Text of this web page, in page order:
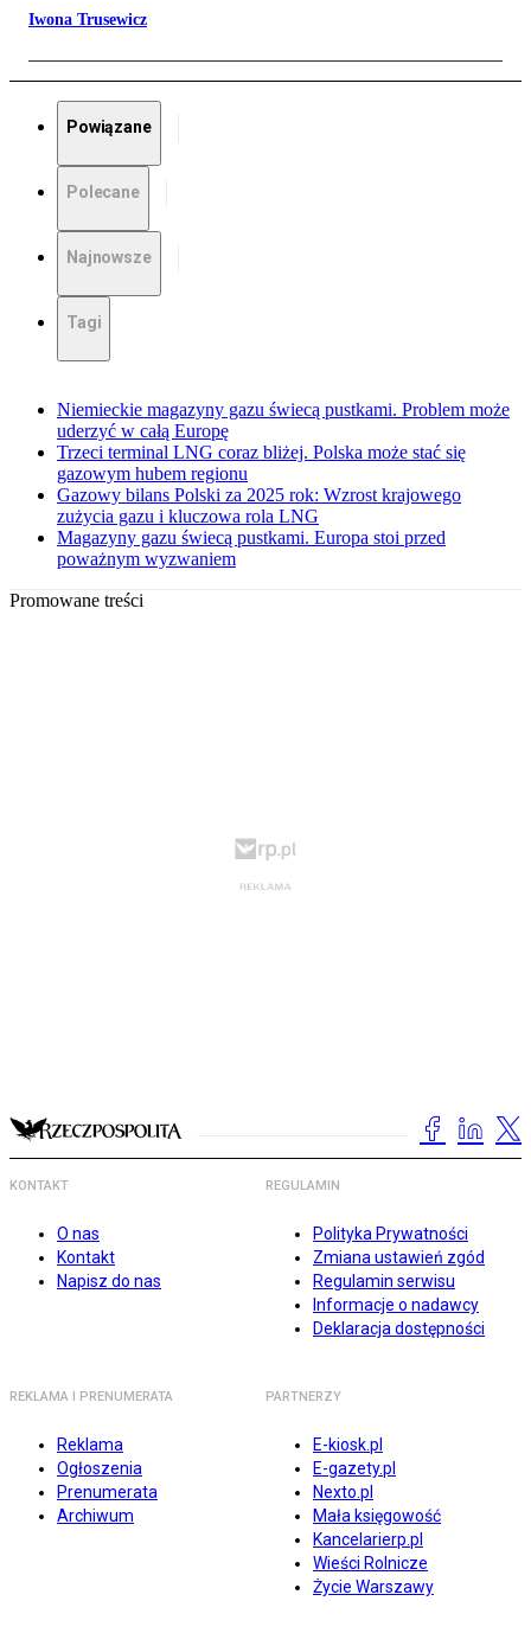
Iwona Trusewicz
Powiązane
Polecane
Najnowsze
Tagi
Niemieckie magazyny gazu świecą pustkami. Problem może
uderzyć w całą Europę
Trzeci terminal LNG coraz bliżej. Polska może stać się
gazowym hubem regionu
Gazowy bilans Polski za 2025 rok: Wzrost krajowego
zużycia gazu i kluczowa rola LNG
Magazyny gazu świecą pustkami. Europa stoi przed
poważnym wyzwaniem
Promowane treści
KONTAKT
O nas
Kontakt
Napisz do nas
REGULAMIN
Polityka Prywatności
Zmiana ustawień zgód
Regulamin serwisu
Informacje o nadawcy
Deklaracja dostępności
REKLAMA I PRENUMERATA
Reklama
Ogłoszenia
Prenumerata
Archiwum
PARTNERZY
E-kiosk.pl
E-gazety.pl
Nexto.pl
Mała księgowość
Kancelarierp.pl
Wieści Rolnicze
Życie Warszawy